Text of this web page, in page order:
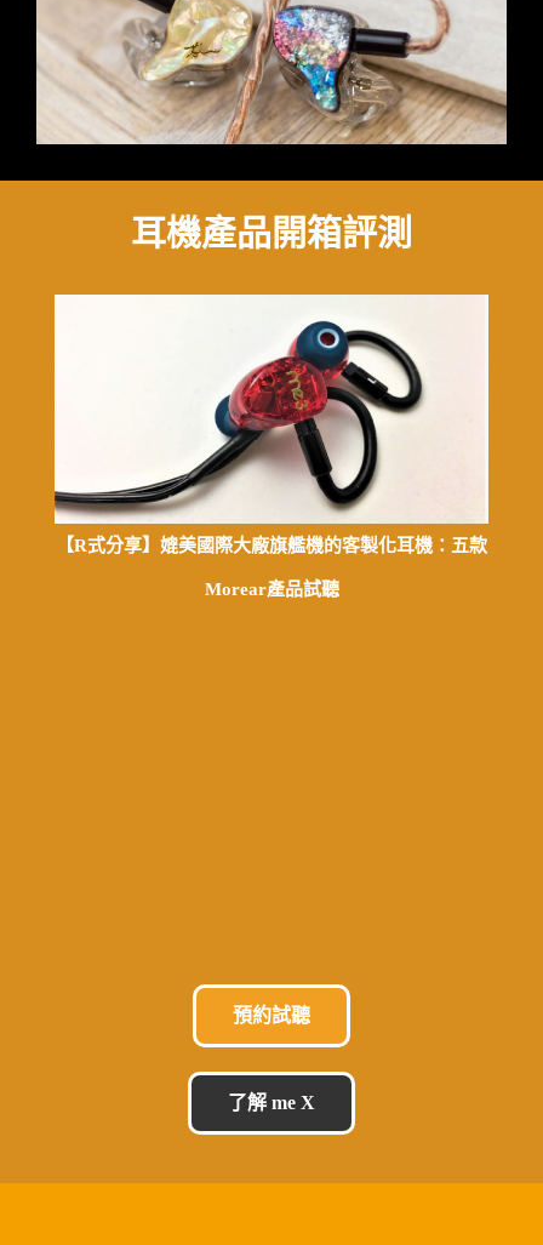
耳機產品開箱評測
【R式分享】媲美國際大廠旗艦機的客製化耳機：五款
Morear產品試聽
預約試聽
了解 me X